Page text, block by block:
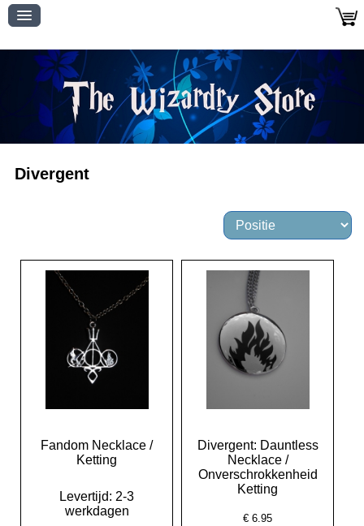
Divergent
Fandom Necklace /
Ketting
Levertijd: 2-3
werkdagen
Divergent: Dauntless
Necklace /
Onverschrokkenheid
Ketting
€6.95